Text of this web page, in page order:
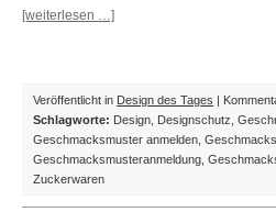
[weiterlesen …]
Veröffentlicht in Design des Tages |
Schlagworte: Design Designschutz
Geschmacksmuster anmelden
Geschmacksmusteranmeldung
Zuckerwaren